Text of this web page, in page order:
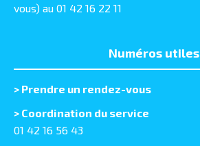
vous) au 01 42 16 22 11
Numéros utiles
> Prendre un rendez-vous
> Coordination du service
01 42 16 56 43